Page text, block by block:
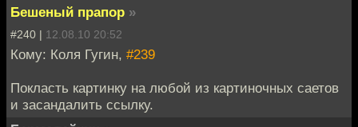
Бешеный прапор »
#240 | 12.08.10 20:52
Кому: Коля Гугин, #239
Покласть картинку на любой из картиночных саетов
и засандалить ссылку.